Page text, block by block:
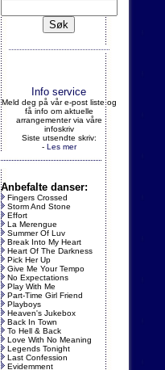
Info service
Meld deg på vår e-post liste og
få info om aktuelle
arrangementer via våre
infoskriv
Siste utsendte skriv:
- Les mer
Anbefalte danser:
Fingers Crossed
Storm And Stone
Effort
La Merengue
Summer Of Luv
Break Into My Heart
Heart Of The Darkness
Pick Her Up
Give Me Your Tempo
No Expectations
Play With Me
Part-Time Girl Friend
Playboys
Heaven's Jukebox
Back In Town
To Hell & Back
Love With No Meaning
Legends Tonight
Last Confession
Evidemment